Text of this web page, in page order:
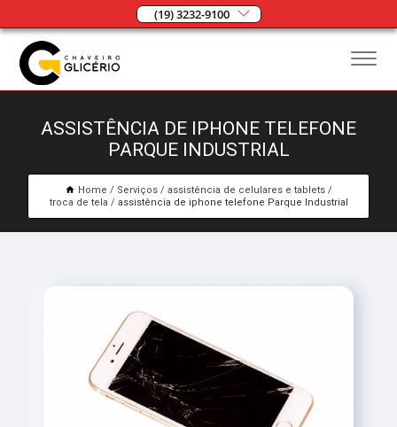
(19) 3232-9100
ASSISTÊNCIA DE IPHONE TELEFONE
PARQUE INDUSTRIAL
Home Serviços
assistência de celulares e tablets
troca de tela
assistência de iphone telefone Parque Industrial